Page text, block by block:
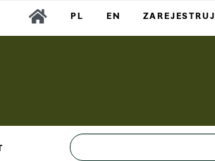
PL EN ZAREJESTRUJ